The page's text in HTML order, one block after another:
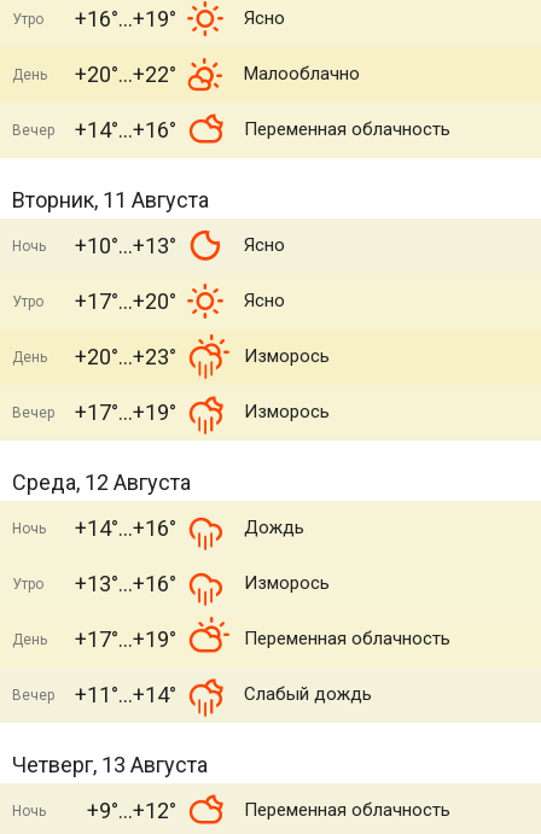
Утро +16° +19° Ясно
День +20° +22° Малооблачно
Вечер +14° +16° Переменная облачность
Вторник, 11 Августа
Ночь +10° +13° Ясно
Утро +17° +20° Ясно
День +20° +23° Изморось
Вечер +17° +19° Изморось
Среда, 12 Августа
Ночь +14° +16° Дождь
Утро +13° +16° Изморось
День +17° +19° Переменная облачность
Вечер +11° +14° Слабый дождь
Четверг, 13 Августа
Ночь +9° +12° Переменная облачность